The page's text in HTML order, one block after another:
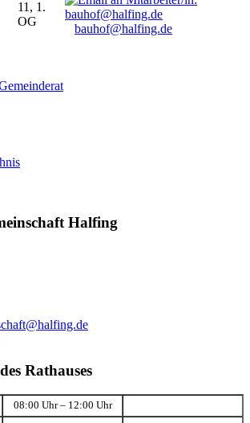
11, 1.
OG
bauhof@halfing.de
Halfing
Rathauses
08:00 Uhr – 12:00 Uhr